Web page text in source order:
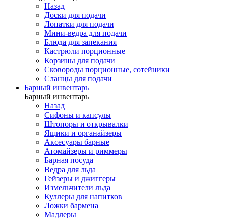
Назад
Доски для подачи
Лопатки для подачи
Мини-ведра для подачи
Блюда для запекания
Кастрюли порционные
Корзины для подачи
Сковороды порционные, сотейники
Сланцы для подачи
Барный инвентарь
Барный инвентарь
Назад
Сифоны и капсулы
Штопоры и открывалки
Ящики и органайзеры
Аксесуары барные
Атомайзеры и риммеры
Барная посуда
Ведра для льда
Гейзеры и джиггеры
Измельчители льда
Куллеры для напитков
Ложки бармена
Мадлеры